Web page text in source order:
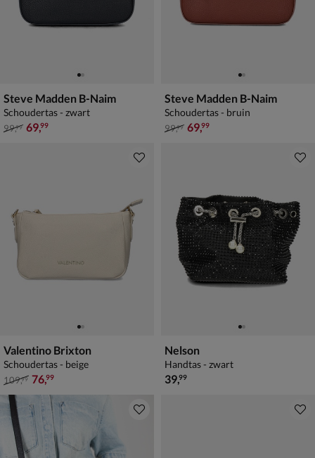
Steve Madden B-Naim
Schoudertas - zwart
van € 99,99 voor € 69,99
99,99 69,99
Steve Madden B-Naim
Schoudertas - bruin
van € 99,99 voor € 69,99
99,99 69,99
Valentino Brixton
Schoudertas - beige
van € 109,99 voor € 76,99
109,99 76,99
Nelson
Handtas - zwart
€ 39,99
39,99